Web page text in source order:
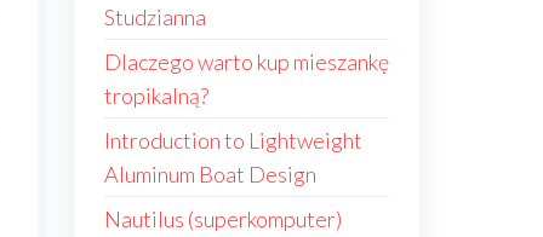
Studzianna
Dlaczego warto kup mieszankę
tropikalną?
Introduction to Lightweight
Aluminum Boat Design
Nautilus (superkomputer)